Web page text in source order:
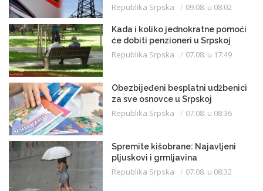
Republika Srpska 09.08. u 08:02
Kada i koliko jednokratne pomoći
će dobiti penzioneri u Srpskoj
Republika Srpska 07.08. u 17:49
Obezbijeđeni besplatni udžbenici
za sve osnovce u Srpskoj
Republika Srpska 07.08. u 08:36
Spremite kišobrane: Najavljeni
pljuskovi i grmljavina
Republika Srpska 07.08. u 08:32